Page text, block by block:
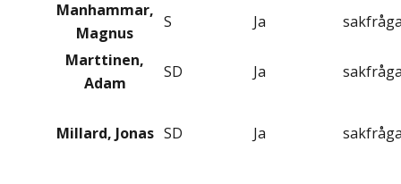
Manhammar,
Magnus
S Ja
Marttinen,
Adam
SD Ja
Millard, Jonas SD Ja